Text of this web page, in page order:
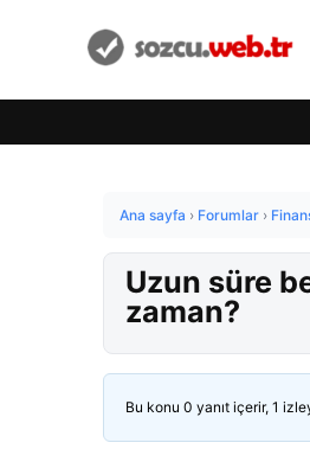
Ana sayfa › Forumlar ›
Uzun süre
zaman?
Bu konu 0 yanıt içerir, 1